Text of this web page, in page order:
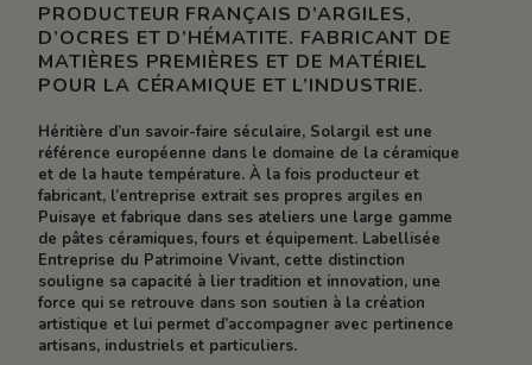
PRODUCTEUR FRANÇAIS D’ARGILES,
D’OCRES ET D’HÉMATITE. FABRICANT DE
MATIÈRES PREMIÈRES ET DE MATÉRIEL
POUR LA CÉRAMIQUE ET L’INDUSTRIE.
Héritière d’un savoir-faire séculaire, Solargil est une
référence européenne dans le domaine de la céramique
et de la haute température. À la fois producteur et
fabricant, l’entreprise extrait ses propres argiles en
Puisaye et fabrique dans ses ateliers une large gamme
de pâtes céramiques, fours et équipement. Labellisée
Entreprise du Patrimoine Vivant, cette distinction
souligne sa capacité à lier tradition et innovation, une
force qui se retrouve dans son soutien à la création
artistique et lui permet d’accompagner avec pertinence
artisans, industriels et particuliers.